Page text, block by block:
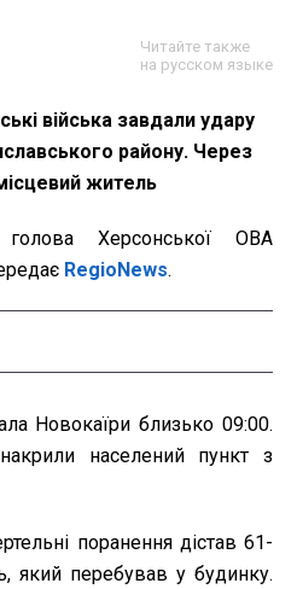
Читайте также
на русском языке
війська завдали удару
району. Через
житель
Херсонської ОВА
RegioNews.
Новокаїри близько 09:00.
населений пункт з
поранення дістав 61-
який перебував у будинку.